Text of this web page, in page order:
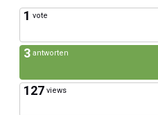
1 vote
3 antworten
127 views